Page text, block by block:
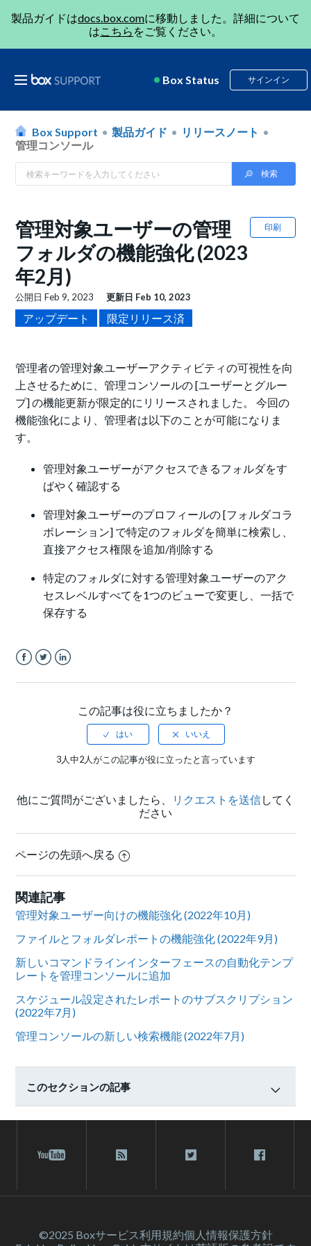
製品ガイドはdocs.box.comに移動しました。詳細について
はこちら をご覧ください。
Box Status サインイン
Box Support 製品ガイド
リリースノート
管理コンソール
印刷
管理対象ユーザーの管理
フォルダの機能強化 (2023
年2月)
公開日Feb 9, 2023 更新日 Feb 10, 2023
アップデート 限定リリース済
管理者の管理対象ユーザーアクティビティの可視性を向
上させるために、管理コンソールの [ユーザーとグルー
プ] の機能更新が限定的にリリースされました。
今回の
機能強化により、管理者は以下のことが可能になりま
す。
管理対象ユーザーがアクセスできるフォルダをす
ばやく確認する
管理対象ユーザーのプロフィールの [フォルダコラ
ボレーション] で特定のフォルダを簡単に検索し、
直接アクセス権限を追加/削除する
特定のフォルダに対する管理対象ユーザーのアク
セスレベルすべてを1つのビューで変更し、一括で
保存する
この記事は役に立ちましたか？
3人中2人がこの記事が役に立ったと言っています
他にご質問がございましたら、 リクエストを送信してく
ださい
ページの先頭へ戻る
関連記事
管理対象ユーザー向けの機能強化 (2022年10月)
ファイルとフォルダレポートの機能強化 (2022年9月)
新しいコマンドラインインターフェースの自動化テンプ
レートを管理コンソールに追加
スケジュール設定されたレポートのサブスクリプション
(2022年7月)
管理コンソールの新しい検索機能 (2022年7月)
このセクションの記事
©2025 Boxサービス利⽤規約個人情報保護方針